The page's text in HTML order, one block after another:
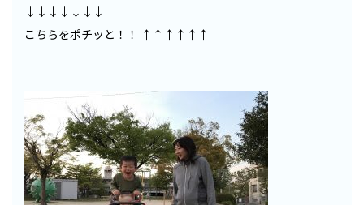
↓↓↓↓↓↓↓
こちらをポチッと！！
↑↑↑↑↑↑